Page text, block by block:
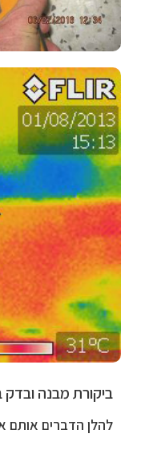
ביקורת מבנה ובדק
להלן הדברים אותם